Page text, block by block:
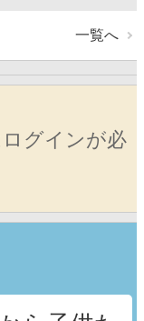
一覧へ
グインが必